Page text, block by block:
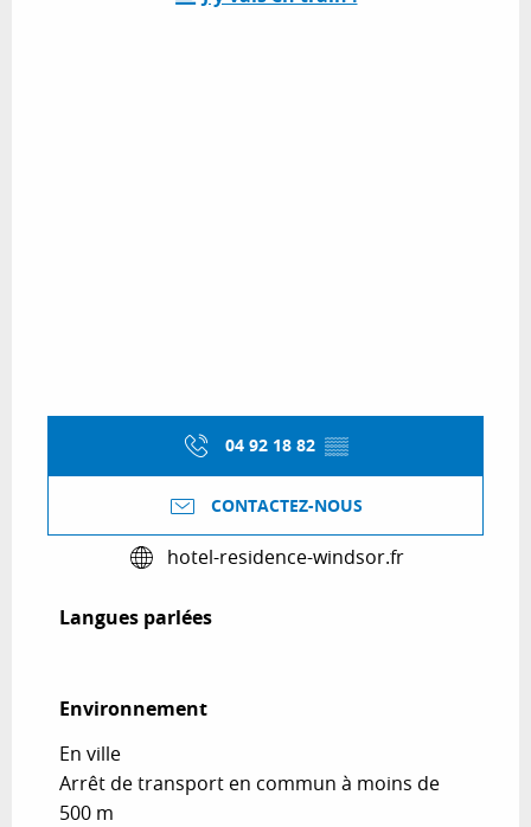
04 92 18 82 ▒▒
CONTACTEZ-NOUS
hotel-residence-windsor.fr
Langues parlées
Langues parlées
Environnement
Environnement
En ville
Arrêt de transport en commun à moins de
500 m